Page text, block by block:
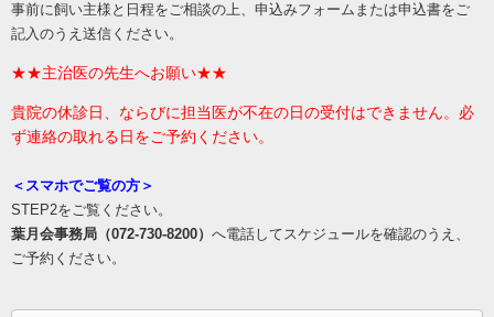
事前に飼い主様と日程をご相談の上、申込みフォームまたは申込書をご
記入のうえ送信ください。
★★主治医の先生へお願い★★
貴院の休診日、ならびに担当医が不在の日の受付はできません。必
ず連絡の取れる日をご予約ください。
＜スマホでご覧の方＞
STEP2をご覧ください。
葉月会事務局（072-730-8200） へ電話してスケジュールを確認のうえ、
ご予約ください。